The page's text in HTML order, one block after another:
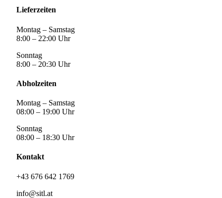
Lieferzeiten
Montag – Samstag
8:00 – 22:00 Uhr
Sonntag
8:00 – 20:30 Uhr
Abholzeiten
Montag – Samstag
08:00 – 19:00 Uhr
Sonntag
08:00 – 18:30 Uhr
Kontakt
+43 676 642 1769
info@sitl.at